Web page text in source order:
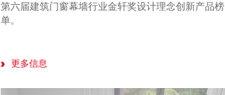
第六届建筑门窗幕墙行业金轩奖设计理念创新产品榜
单。
更多信息